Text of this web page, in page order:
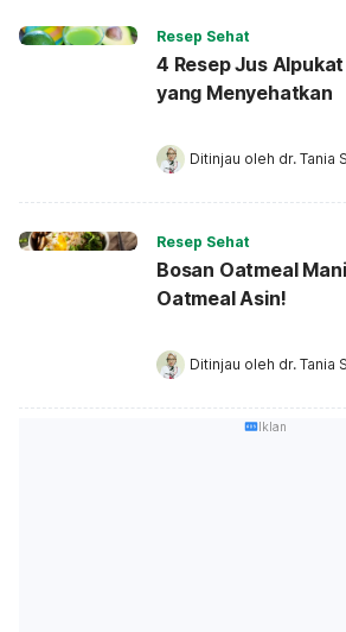
Resep Sehat
4 Resep Jus
yang Menyehatkan
Ditinjau oleh dr. Tania
Resep Sehat
Bosan Oatmeal
Oatmeal Asin!
Ditinjau oleh dr. Tania
Iklan